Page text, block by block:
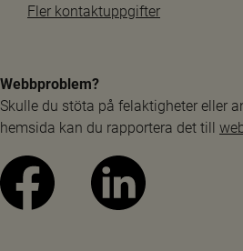
Fler kontaktuppgifter
Webbproblem?
Skulle du stöta på felaktigheter eller
hemsida kan du rapportera det till